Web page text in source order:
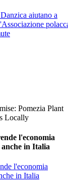
aiutano a
l'economia
in Italia
l'economia
in Italia